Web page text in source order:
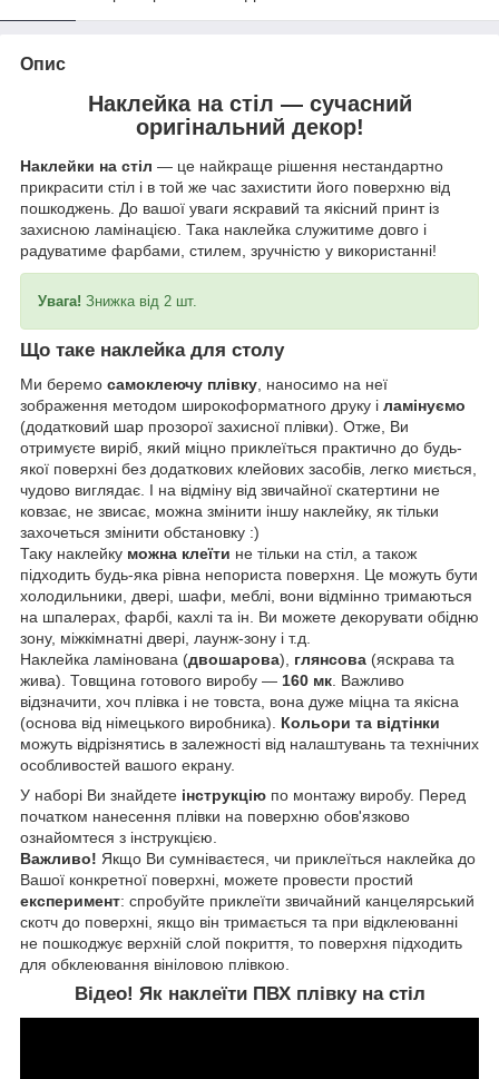
Опис
Наклейка на стіл —сучасний
оригінальний декор!
Наклейки на стіл — це найкраще рішення нестандартно
прикрасити стіл і в той же час захистити його поверхню від
пошкоджень. До вашої уваги яскравий та якісний принт із
захисною ламінацією. Така наклейка служитиме довго і
радуватиме фарбами, стилем, зручністю у використанні!
Увага! Знижка від 2 шт.
Що таке наклейка для столу
Ми беремо самоклеючу плівку, наносимо на неї
зображення методом широкоформатного друку і ламінуємо
(додатковий шар прозорої захисної плівки). Отже, Ви
отримуєте виріб, який міцно приклеїться практично до будь-
якої поверхні без додаткових клейових засобів, легко миється,
чудово виглядає. І на відміну від звичайної скатертини не
ковзає, не звисає, можна змінити іншу наклейку, як тільки
захочеться змінити обстановку :)
Таку наклейку можна клеїти не тільки на стіл, а також
підходить будь-яка рівна непориста поверхня. Це можуть бути
холодильники, двері, шафи, меблі, вони відмінно тримаються
на шпалерах, фарбі, кахлі та ін. Ви можете декорувати обідню
зону, міжкімнатні двері, лаунж-зону і т.д.
Наклейка ламінована (двошарова), глянсова (яскрава та
жива). Товщина готового виробу — 160 мк. Важливо
відзначити, хоч плівка і не товста, вона дуже міцна та якісна
(основа від німецького виробника). Кольори та відтінки
можуть відрізнятись в залежності від налаштувань та технічних
особливостей вашого екрану.
У наборі Ви знайдете інструкцію по монтажу виробу. Перед
початком нанесення плівки на поверхню обов'язково
ознайомтеся з інструкцією.
Важливо! Якщо Ви сумніваєтеся, чи приклеїться наклейка до
Вашої конкретної поверхні, можете провести простий
експеримент: спробуйте приклеїти звичайний канцелярський
скотч до поверхні, якщо він тримається та при відклеюванні
не пошкоджує верхній слой покриття, то поверхня підходить
для обклеювання вініловою плівкою.
Відео! Як наклеїти ПВХ плівку на стіл